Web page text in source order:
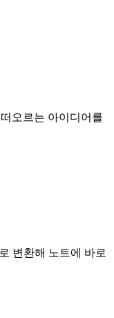
오르는 아이디어를
변환해 노트에 바로